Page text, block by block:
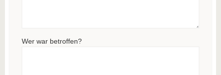
Wer war betroffen?